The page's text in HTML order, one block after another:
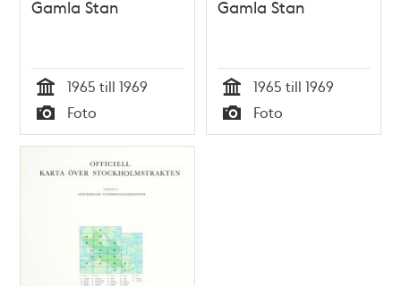
Gamla Stan
Tid
1965 till 1969
Typ
Foto
Gamla Stan
Tid
1965 till 1969
Typ
Foto